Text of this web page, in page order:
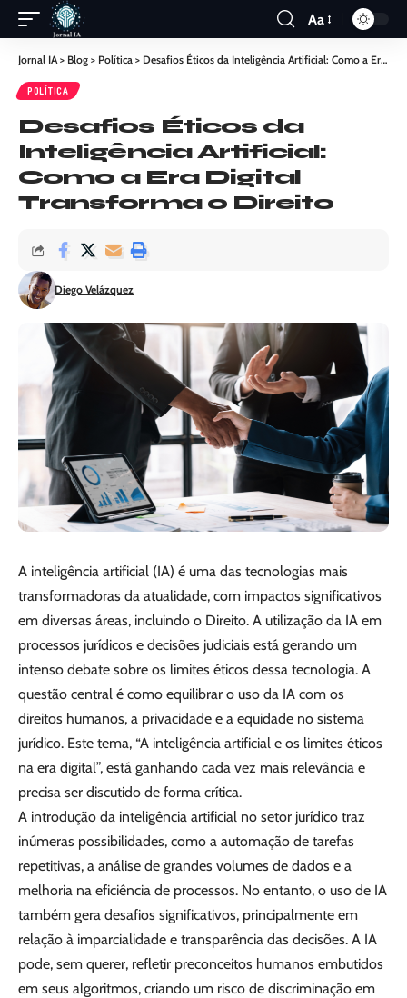
Aa
Jornal IA> Blog > Política > Desafios Éticos da Inteligência Artificial: Como a Era Digital Transforma o Direito
POLÍTICA
Desafios Éticos da
Inteligência Artificial:
Como a Era Digital
Transforma o Direito
Diego Velázquez
A inteligência artificial (IA) é uma das tecnologias mais
transformadoras da atualidade, com impactos significativos
em diversas áreas, incluindo o Direito. A utilização da IA em
processos jurídicos e decisões judiciais está gerando um
intenso debate sobre os limites éticos dessa tecnologia. A
questão central é como equilibrar o uso da IA com os
direitos humanos, a privacidade e a equidade no sistema
jurídico. Este tema, “A inteligência artificial e os limites éticos
na era digital”, está ganhando cada vez mais relevância e
precisa ser discutido de forma crítica.
A introdução da inteligência artificial no setor jurídico traz
inúmeras possibilidades, como a automação de tarefas
repetitivas, a análise de grandes volumes de dados e a
melhoria na eficiência de processos. No entanto, o uso de IA
também gera desafios significativos, principalmente em
relação à imparcialidade e transparência das decisões. A IA
pode, sem querer, refletir preconceitos humanos embutidos
em seus algoritmos, criando um risco de discriminação em